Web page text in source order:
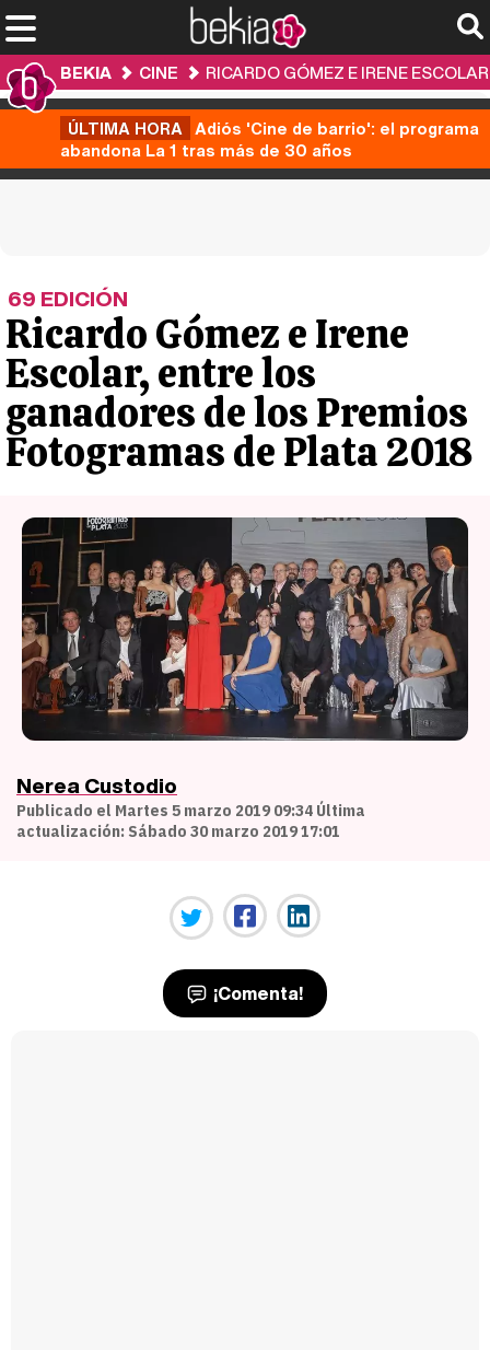
BEKIA CINE RICARDO GÓMEZ E IRENE
ÚLTIMA HORA Adiós 'Cine de barrio': el programa
abandona La 1 tras más de 30 años
69 EDICIÓN
Ricardo Gómez e Irene
Escolar, entre los
ganadores de los Premios
Fotogramas de Plata 2018
Nerea Custodio
Publicado el Martes 5 marzo 2019 09:34 Última
actualización: Sábado 30 marzo 2019 17:01
¡Comenta!